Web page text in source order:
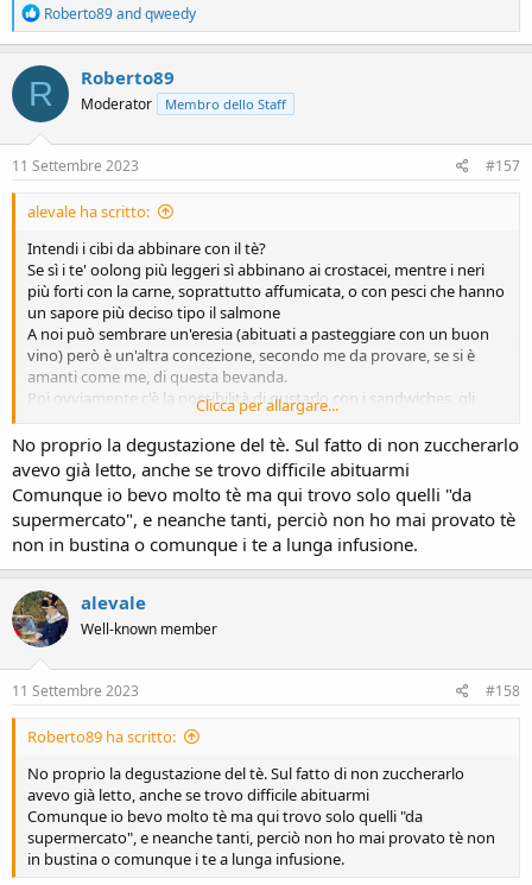
R
e
a
c
t
i
o
n
s
Roberto89andqweedy
R Roberto89
Moderator Membro dello Staff
11 Settembre 2023 #157
alevale ha scritto:
Intendi i cibi da abbinare con il tè?
Se sì i te' oolong più leggeri sì abbinano ai crostacei, mentre i neri
più forti con la carne, soprattutto affumicata, o con pesci che hanno
un sapore più deciso tipo il salmone
A noi può sembrare un'eresia (abituati a pasteggiare con un buon
vino) però è un'altra concezione, secondo me da provare, se si è
amanti come me, di questa bevanda.
Poi ovviamente c'è la possibilità di gustarlo con i sandwiches, gli
Quello che non si deve mai fare, pena la radiazione dall'albo dei
sommelier
è inzuppare i biscotti nel tè o peggio zuccherarlo ... lì
si rischiava proprio l'ampurazione della mano , tipo Fantozzi quando
al ristorante giapponese chiede il pane
Clicca per allargare...
No proprio la degustazione del tè. Sul fatto di non zuccherarlo
avevo già letto, anche se trovo difficile abituarmi
Comunque io bevo molto tè ma qui trovo solo quelli "da
supermercato", e neanche tanti, perciò non ho mai provato tè
non in bustina o comunque i te a lunga infusione.
alevale
Well-known member
11 Settembre 2023 #158
Roberto89 ha scritto:
No proprio la degustazione del tè. Sul fatto di non zuccherarlo
avevo già letto, anche se trovo difficile abituarmi
Comunque io bevo molto tè ma qui trovo solo quelli "da
supermercato", e neanche tanti, perciò non ho mai provato tè non
in bustina o comunque i te a lunga infusione.